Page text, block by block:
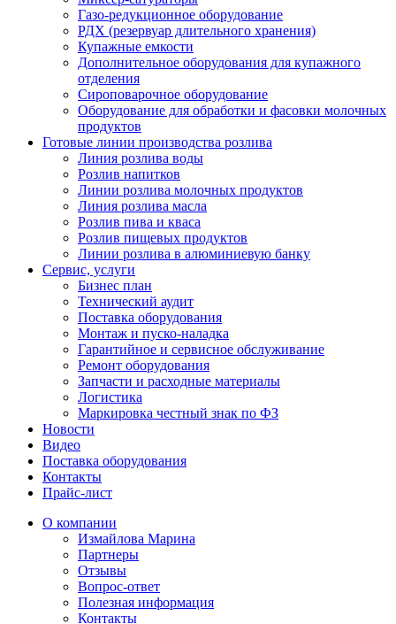
Газо-редукционное оборудование
РДХ (резервуар длительного хранения)
Купажные емкости
Дополнительное оборудования для купажного
отделения
Сироповарочное оборудование
Оборудование для обработки и фасовки молочных
продуктов
Готовые линии производства розлива
Линия розлива воды
Розлив напитков
Линии розлива молочных продуктов
Линия розлива масла
Розлив пива и кваса
Розлив пищевых продуктов
Линии розлива в алюминиевую банку
Сервис, услуги
Бизнес план
Технический аудит
Поставка оборудования
Монтаж и пуско-наладка
Гарантийное и сервисное обслуживание
Ремонт оборудования
Запчасти и расходные материалы
Логистика
Маркировка честный знак по ФЗ
Новости
Видео
Поставка оборудования
Контакты
Прайс-лист
О компании
Измайлова Марина
Партнеры
Отзывы
Вопрос-ответ
Полезная информация
Контакты